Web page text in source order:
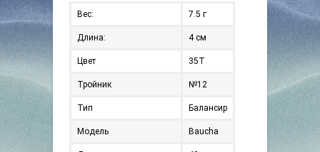
Вес: 7.5 г
Длина: 4 см
Цвет 35T
Тройник №12
Тип Балансир
Модель Baucha